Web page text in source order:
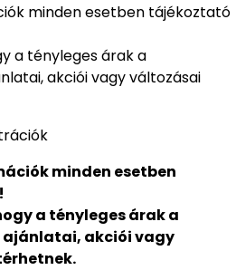
minden esetben tájékoztató
a tényleges árak a
akciói vagy változásai
minden esetben
a tényleges árak a
akciói vagy